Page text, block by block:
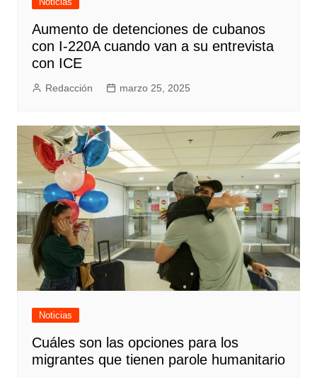
Aumento de detenciones de cubanos
con I-220A cuando van a su entrevista
con ICE
Redacción marzo 25, 2025
Noticias
Cuáles son las opciones para los
migrantes que tienen parole humanitario